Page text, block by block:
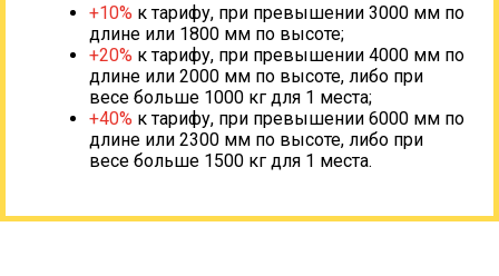
+10% к тарифу, при превышении 3000 мм по
длине или 1800 мм по высоте;
+20% к тарифу, при превышении 4000 мм по
длине или 2000 мм по высоте, либо при
весе больше 1000 кг для 1 места;
+40% к тарифу, при превышении 6000 мм по
длине или 2300 мм по высоте, либо при
весе больше 1500 кг для 1 места.